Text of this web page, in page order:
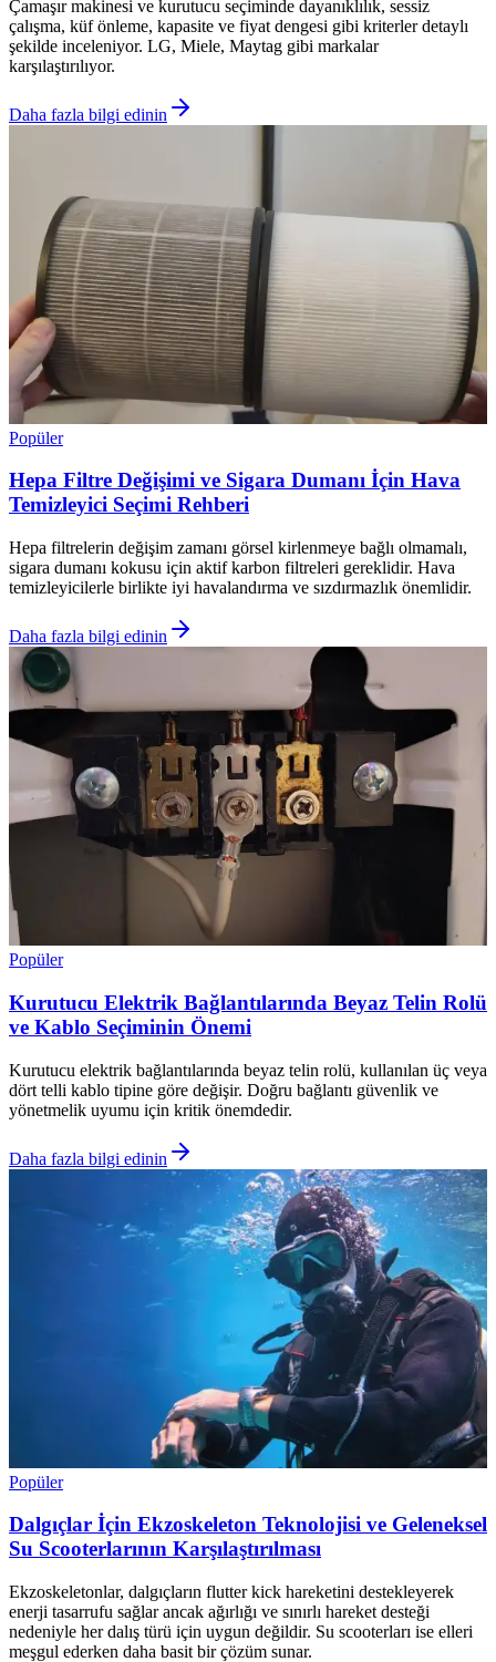
Çamaşır makinesi ve kurutucu seçiminde dayanıklılık, sessiz
çalışma, küf önleme, kapasite ve fiyat dengesi gibi kriterler detaylı
şekilde inceleniyor. LG, Miele, Maytag gibi markalar
karşılaştırılıyor.
Daha fazla bilgi edinin
Popüler
Hepa Filtre Değişimi ve Sigara Dumanı İçin Hava
Temizleyici Seçimi Rehberi
Hepa filtrelerin değişim zamanı görsel kirlenmeye bağlı olmamalı,
sigara dumanı kokusu için aktif karbon filtreleri gereklidir. Hava
temizleyicilerle birlikte iyi havalandırma ve sızdırmazlık önemlidir.
Daha fazla bilgi edinin
Popüler
Kurutucu Elektrik Bağlantılarında Beyaz Telin Rolü
ve Kablo Seçiminin Önemi
Kurutucu elektrik bağlantılarında beyaz telin rolü, kullanılan üç veya
dört telli kablo tipine göre değişir. Doğru bağlantı güvenlik ve
yönetmelik uyumu için kritik önemdedir.
Daha fazla bilgi edinin
Popüler
Dalgıçlar İçin Ekzoskeleton Teknolojisi ve Geleneksel
Su Scooterlarının Karşılaştırılması
Ekzoskeletonlar, dalgıçların flutter kick hareketini destekleyerek
enerji tasarrufu sağlar ancak ağırlığı ve sınırlı hareket desteği
nedeniyle her dalış türü için uygun değildir. Su scooterları ise elleri
meşgul ederken daha basit bir çözüm sunar.